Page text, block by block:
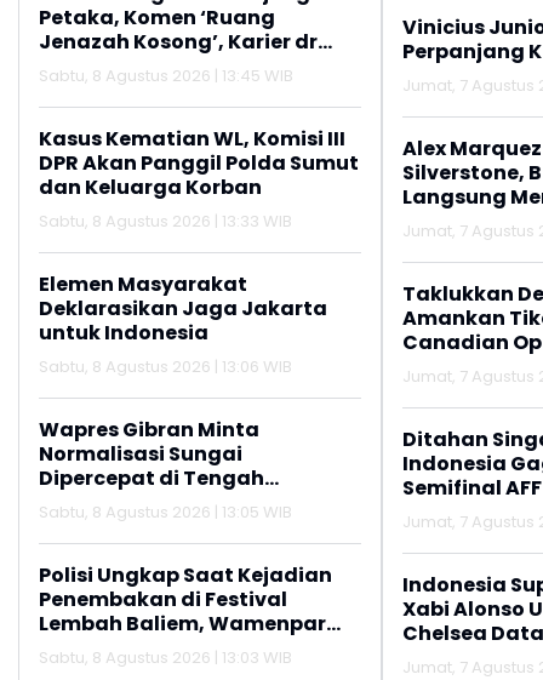
Petaka, Komen ‘Ruang
Jenazah Kosong’, Karier dr
Beni di RSUD Ruteng Berakhir
Sabtu, 8 Agustus 2026 | 13:45 WIB
Kasus Kematian WL, Komisi III
DPR Akan Panggil Polda Sumut
dan Keluarga Korban
Sabtu, 8 Agustus 2026 | 13:33 WIB
Elemen Masyarakat
Deklarasikan Jaga Jakarta
untuk Indonesia
Sabtu, 8 Agustus 2026 | 13:06 WIB
Wapres Gibran Minta
Normalisasi Sungai
Dipercepat di Tengah
Pemulihan Pascabencana
Sabtu, 8 Agustus 2026 | 13:05 WIB
Polisi Ungkap Saat Kejadian
Penembakan di Festival
Lembah Baliem, Wamenpar
Tak Berada di Lokasi
Sabtu, 8 Agustus 2026 | 13:03 WIB
Vinicius
Perpanjang
Jumat, 7 Agustus
Alex
Silverstone,
Langsung
Jumat, 7 Agustus
Taklukkan
Amankan
Canadian
Jumat, 7 Agustus
Ditahan
Indonesia
Semifinal
Jumat, 7 Agustus
Indonesia
Xabi Alonso
Chelsea
Jumat, 7 Agustus